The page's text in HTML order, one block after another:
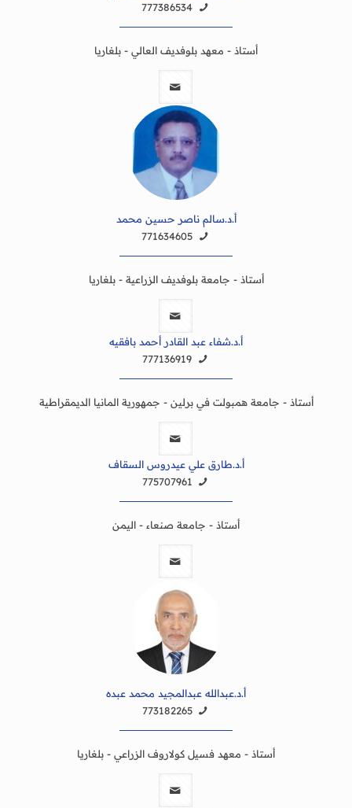
777386534
أستاذ - معهد بلوفديف العالي - بلغاريا
أ.د.سالم ناصر حسين محمد
771634605
أستاذ - جامعة بلوفديف الزراعية - بلغاريا
أ.د.شفاء عبد القادر أحمد بافقيه
777136919
أستاذ - جامعة همبولت في برلين - جمهورية المانيا الديمقراطية
أ.د.طارق علي عيدروس السقاف
775707961
أستاذ - جامعة صنعاء - اليمن
أ.د.عبدالله عبدالمجيد محمد عبده
773182265
أستاذ - معهد فسيل كولاروف الزراعي - بلغاريا